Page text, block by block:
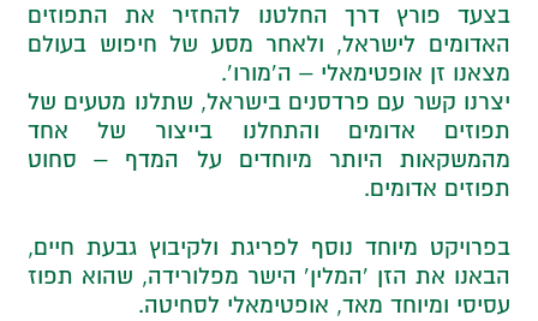
בצעד פורץ דרך החלטנו להחזיר את התפוזים
האדומים לישראל, ולאחר מסע של חיפוש בעולם
מצאנו זן אופטימאלי – ה’מורו’.
יצרנו קשר עם פרדסנים בישראל, שתלנו מטעים של
תפוזים אדומים והתחלנו בייצור של אחד
מהמשקאות היותר מיוחדים על המדף – סחוט
תפוזים אדומים.
בפרויקט מיוחד נוסף לפריגת ולקיבוץ גבעת חיים,
הבאנו את הזן ‘המלין’ הישר מפלורידה, שהוא תפוז
עסיסי ומיוחד מאד, אופטימאלי לסחיטה.